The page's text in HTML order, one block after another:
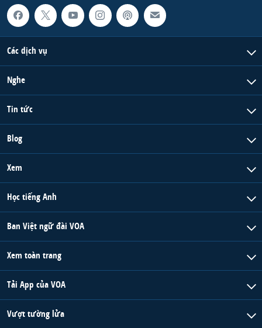
Các dịch vụ
Nghe
Tin tức
Blog
Xem
Học tiếng Anh
Ban Việt ngữ đài VOA
Xem toàn trang
Tải App của VOA
Vượt tường lửa